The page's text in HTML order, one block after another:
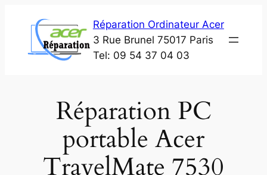
contenu
Réparation Ordinateur Acer
3 Rue Brunel 75017 Paris
Tel: 09 54 37 04 03
Réparation PC
portable Acer
TravelMate 7530